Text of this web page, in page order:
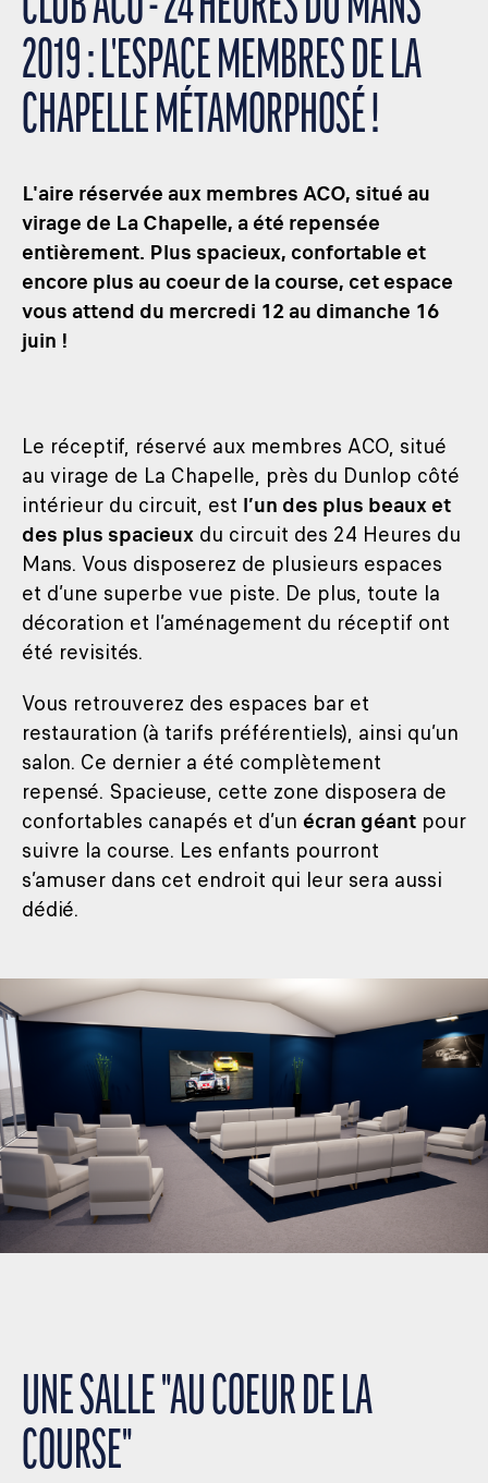
2019 : L'ESPACE MEMBRES DE LA
CHAPELLE MÉTAMORPHOSÉ !
L'aire réservée aux membres ACO, situé au
virage de La Chapelle, a été repensée
entièrement. Plus spacieux, confortable et
encore plus au coeur de la course, cet espace
vous attend du mercredi 12 au dimanche 16
juin !
Le réceptif, réservé aux membres ACO, situé
au virage de La Chapelle, près du Dunlop côté
intérieur du circuit, est l’un des plus beaux et
des plus spacieux du circuit des 24 Heures du
Mans. Vous disposerez de plusieurs espaces
et d’une superbe vue piste. De plus, toute la
décoration et l’aménagement du réceptif ont
été revisités.
Vous retrouverez des espaces bar et
restauration (à tarifs préférentiels), ainsi qu’un
salon. Ce dernier a été complètement
repensé. Spacieuse, cette zone disposera de
confortables canapés et d’un écran géant pour
suivre la course. Les enfants pourront
s’amuser dans cet endroit qui leur sera aussi
dédié.
UNE SALLE "AU COEUR DE LA
COURSE"